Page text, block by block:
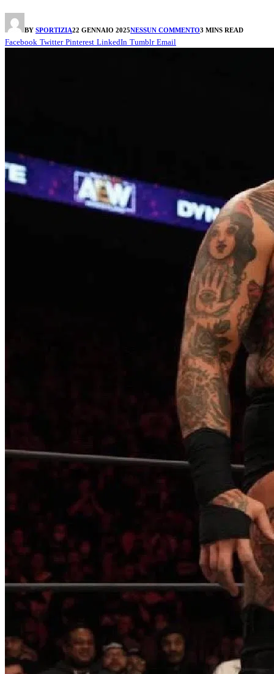
BY SPORTIZIA22 GENNAIO 2025NESSUN COMMENTO3 MINS READ
Facebook Twitter Pinterest LinkedIn Tumblr Email